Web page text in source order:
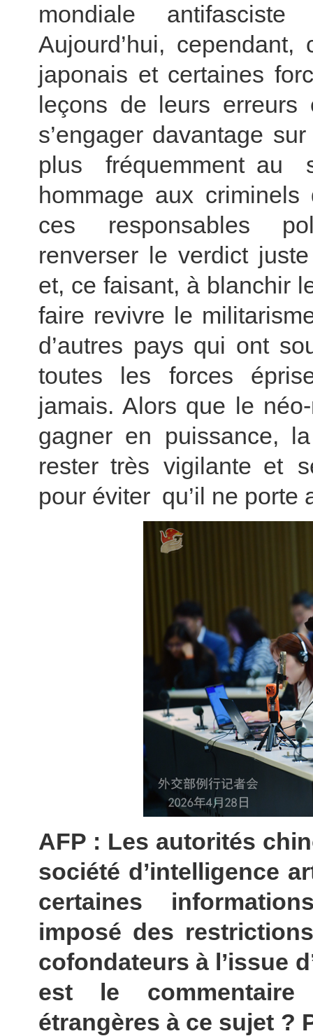
mondiale
Aujourd’hui,
japonais et certaines
leçons de leurs
s’engager davantage
plus fréquemment au
hommage aux
ces responsables
renverser le verdict
et, ce faisant, à blanchir
faire revivre le
d’autres pays qui ont
toutes les forces
jamais. Alors que le
gagner en puissance,
rester très vigilante et
pour éviter qu’il ne
AFP : Les autorités
société d’intelligence
certaines
imposé des
cofondateurs à l’issue
est le
étrangères à ce sujet ?